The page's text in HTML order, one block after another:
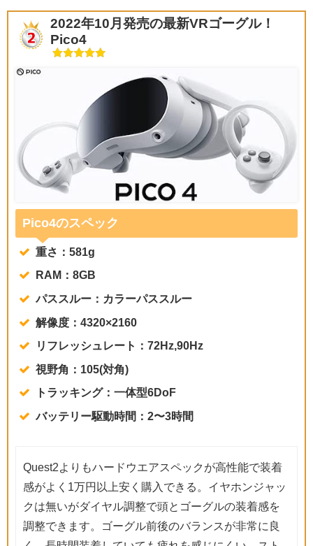
2022年10月発売の最新VRゴーグル！
Pico4
Pico4のスペック
重さ：581g
RAM：8GB
パススルー：カラーパススルー
解像度：4320×2160
リフレッシュレート：72Hz,90Hz
視野角：105(対角)
トラッキング：一体型6DoF
バッテリー駆動時間：2〜3時間
Quest2よりもハードウエアスペックが高性能で装着
感がよく1万円以上安く購入できる。イヤホンジャッ
クは無いがダイヤル調整で頭とゴーグルの装着感を
調整できます。ゴーグル前後のバランスが非常に良